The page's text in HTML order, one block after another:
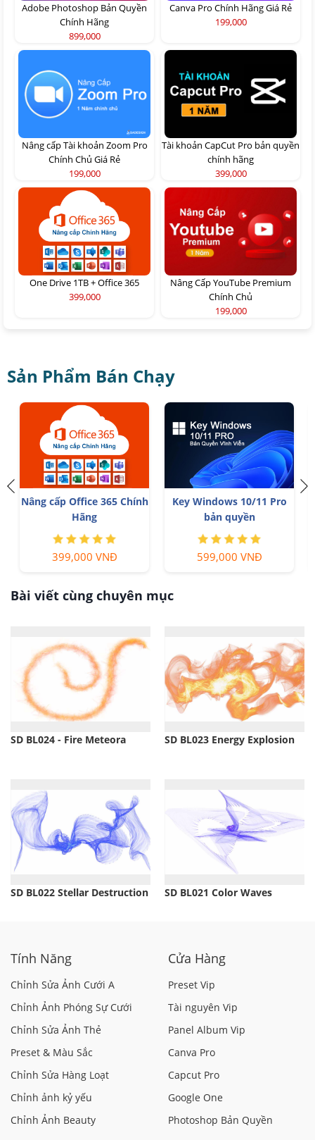
Adobe Photoshop Bản Quyền
Chính Hãng
899,000
Canva Pro Chính Hãng Giá Rẻ
199,000
Nâng cấp Tài khoản Zoom Pro
Chính Chủ Giá Rẻ
199,000
Tài khoản CapCut Pro bản quyền
chính hãng
399,000
One Drive 1TB + Office 365
399,000
Nâng Cấp YouTube Premium
Chính Chủ
199,000
Sản Phẩm Bán Chạy
Trọn Bộ Autodesk All App
Giá Rẻ
1,499,000 VNĐ
Nâng cấp Canva Pro giá rẻ
199,000 VNĐ
Bài viết cùng chuyên mục
SD BL024 - Fire Meteora SD BL023 Energy Explosion
SD BL022 Stellar Destruction SD BL021 Color Waves
Tính Năng
Chỉnh Sửa Ảnh Cưới A
Chỉnh Ảnh Phóng Sự Cưới
Chỉnh Sửa Ảnh Thẻ
Preset & Màu Sắc
Chỉnh Sửa Hàng Loạt
Chỉnh ảnh kỷ yếu
Chỉnh Ảnh Beauty
Cửa Hàng
Preset Vip
Tài nguyên Vip
Panel Album Vip
Canva Pro
Capcut Pro
Google One
Photoshop Bản Quyền